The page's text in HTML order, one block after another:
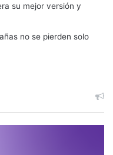
su mejor versión y
no se pierden solo